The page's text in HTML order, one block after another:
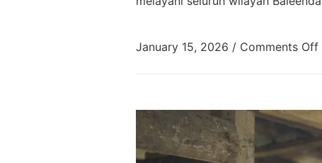
January 15, 2026 / Comments Off